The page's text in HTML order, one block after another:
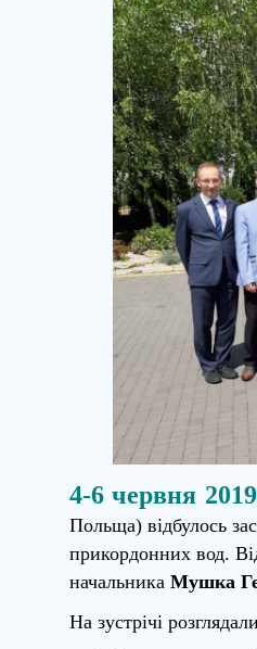
4-6 червня
Польща) відбулось
прикордонних вод.
начальника Мушка
На зустрічі